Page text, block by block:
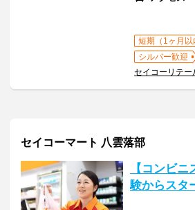
短期（1ヶ月以
シルバー歓迎
セイコーリテー
セイコーマート 八雲落部
【コンビ
験からスタ